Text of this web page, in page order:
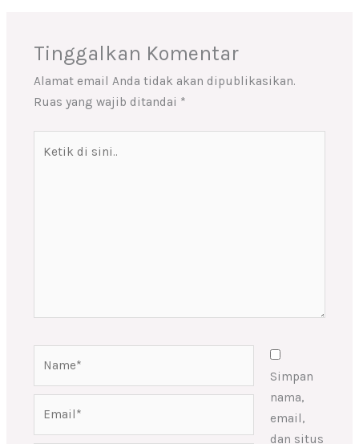
Tinggalkan Komentar
Alamat email Anda tidak akan dipublikasikan.
Ruas yang wajib ditandai *
Simpan
nama,
email,
dan situs